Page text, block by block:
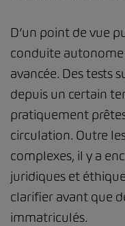
D’un point de vue
conduite
avancée. Des tests
depuis un certain
pratiquement
circulation. Outre
complexes, il y a
juridiques et
clarifier avant que
immatriculés.